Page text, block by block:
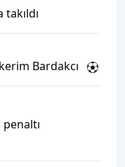
Bardakcı